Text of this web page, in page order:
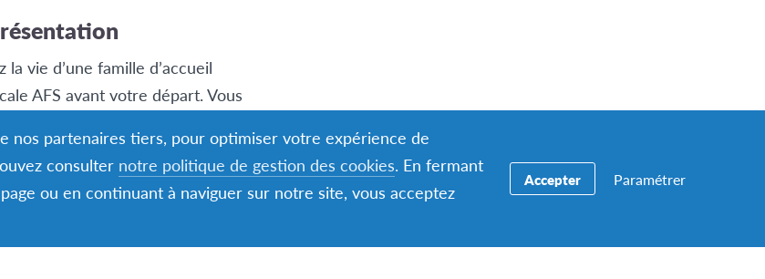
vie d’une famille d’accueil
AFS avant votre départ. Vous
nos partenaires tiers, pour optimiser votre expérience de
consulter notre politique de gestion des cookies. En fermant
ou en continuant à naviguer sur notre site, vous acceptez
Accepter Paramétrer